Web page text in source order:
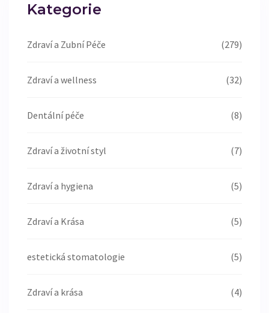
Kategorie
Zdraví a Zubní Péče (279)
Zdraví a wellness (32)
Dentální péče (8)
Zdraví a životní styl (7)
Zdraví a hygiena (5)
Zdraví a Krása (5)
estetická stomatologie (5)
Zdraví a krása (4)